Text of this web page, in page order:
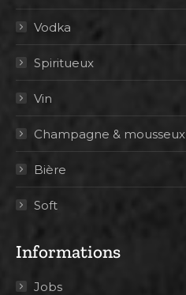
Vodka
Spiritueux
Vin
Champagne & mousseux
Bière
Soft
Informations
Jobs